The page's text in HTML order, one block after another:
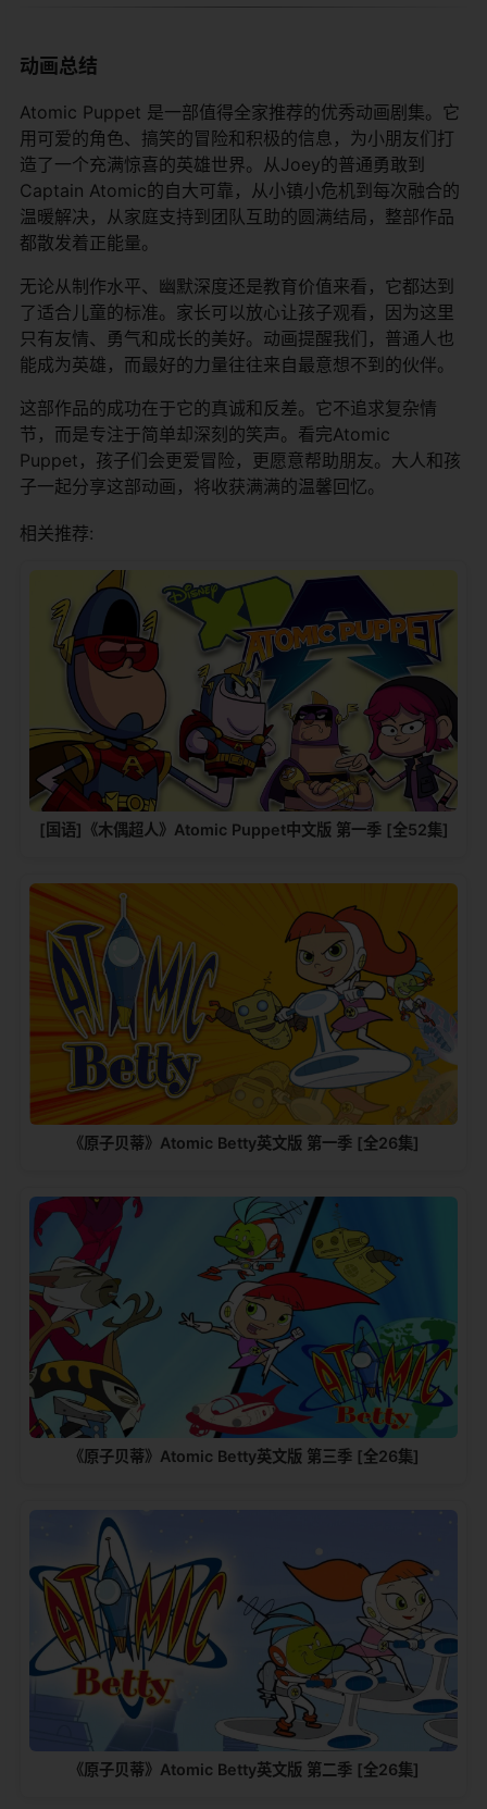
动画总结
Atomic Puppet 是一部值得全家推荐的优秀动画剧集。它
用可爱的角色、搞笑的冒险和积极的信息，为小朋友们打
造了一个充满惊喜的英雄世界。从Joey的普通勇敢到
Captain Atomic的自大可靠，从小镇小危机到每次融合的
温暖解决，从家庭支持到团队互助的圆满结局，整部作品
都散发着正能量。
无论从制作水平、幽默深度还是教育价值来看，它都达到
了适合儿童的标准。家长可以放心让孩子观看，因为这里
只有友情、勇气和成长的美好。动画提醒我们，普通人也
能成为英雄，而最好的力量往往来自最意想不到的伙伴。
这部作品的成功在于它的真诚和反差。它不追求复杂情
节，而是专注于简单却深刻的笑声。看完Atomic
Puppet，孩子们会更爱冒险，更愿意帮助朋友。大人和孩
子一起分享这部动画，将收获满满的温馨回忆。
相关推荐:
[国语]《木偶超人》Atomic Puppet中文版 第一季 [全52集]
《原子贝蒂》Atomic Betty英文版 第一季 [全26集]
《原子贝蒂》Atomic Betty英文版 第三季 [全26集]
《原子贝蒂》Atomic Betty英文版 第二季 [全26集]